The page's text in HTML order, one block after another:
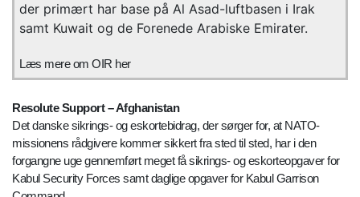
der primært har base på Al Asad-luftbasen i Irak
samt Kuwait og de Forenede Arabiske Emirater.
Læs mere om OIR her
Resolute Support – Afghanistan
Det danske sikrings- og eskortebidrag, der sørger for, at NATO-
missionens rådgivere kommer sikkert fra sted til sted, har i den
forgangne uge gennemført meget få sikrings- og eskorteopgaver for
Kabul Security Forces samt daglige opgaver for Kabul Garrison